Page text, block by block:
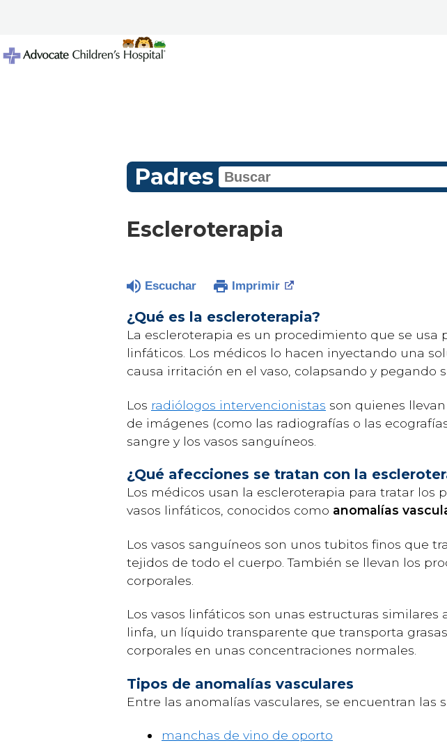
Padres
Escleroterapia
Escuchar Imprimir
¿Qué es la escleroterapia?
La escleroterapia es un procedimiento que se usa
linfáticos. Los médicos lo hacen inyectando una
causa irritación en el vaso, colapsando y pegando
Los radiólogos intervencionistas son quienes
de imágenes (como las radiografías o las
sangre y los vasos sanguíneos.
¿Qué afecciones se tratan con la
Los médicos usan la escleroterapia para tratar los
vasos linfáticos, conocidos como anomalías
Los vasos sanguíneos son unos tubitos finos que
tejidos de todo el cuerpo. También se llevan los
corporales.
Los vasos linfáticos son unas estructuras
linfa, un líquido transparente que transporta
corporales en unas concentraciones normales.
Tipos de anomalías vasculares
Entre las anomalías vasculares, se encuentran las
manchas de vino de oporto